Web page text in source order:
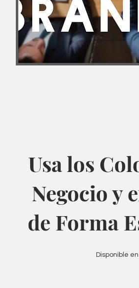
Usa los
Negocio y
de Forma
Disponible